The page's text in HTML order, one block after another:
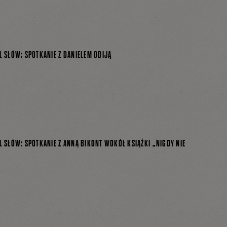
SŁÓW: SPOTKANIE Z DANIELEM ODIJĄ
SŁÓW: SPOTKANIE Z ANNĄ BIKONT WOKÓŁ KSIĄŻKI „NIGDY NIE